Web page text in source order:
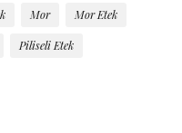
Mor Mor Etek
Piliseli Etek